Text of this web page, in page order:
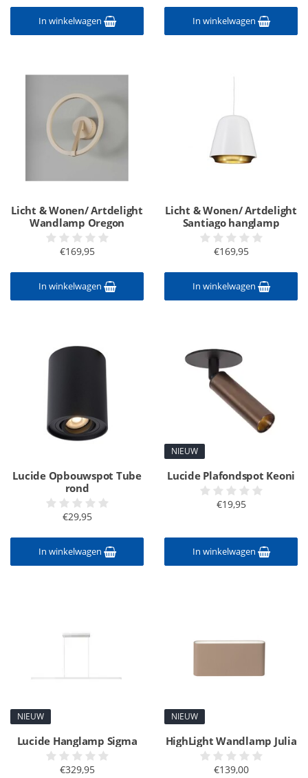
In winkelwagen In winkelwagen
Licht & Wonen/ Artdelight
Wandlamp Oregon
€169,95
In winkelwagen
Licht & Wonen/ Artdelight
Santiago hanglamp
€169,95
In winkelwagen
Lucide Opbouwspot Tube
rond
€29,95
In winkelwagen
NIEUW
Lucide Plafondspot Keoni
€19,95
In winkelwagen
NIEUW
Lucide Hanglamp Sigma
€329,95
NIEUW
HighLight Wandlamp Julia
€139,00